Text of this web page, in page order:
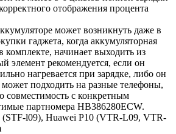
отображения процента
может возникнуть даже в
гаджета, когда аккумуляторная
комплекте, начинает выходить из
элемент рекомендуется, если он
нагревается при зарядке, либо он
подходить на разные телефоны,
совместимость с конкретным
партномера HB386280ECW.
(STF-l09), Huawei P10 (VTR-L09, VTR-